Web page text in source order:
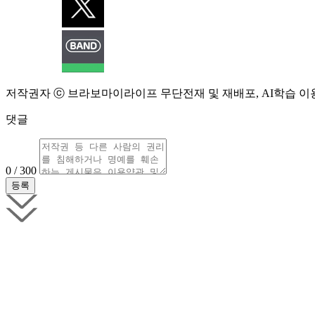
저작권자 ⓒ 브라보마이라이프 무단전재 및 재배포, AI학습 이
댓글
0 / 300